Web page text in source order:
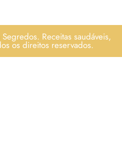
Receitas saudáveis,
os direitos reservados.